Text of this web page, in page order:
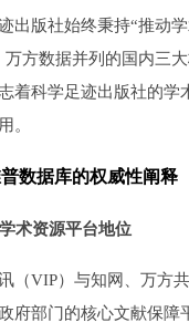
出版社始终秉持“推动
万方数据并列的国内三
着科学足迹出版社的学
。
数据库的权威性阐释
术资源平台地位
（VIP）与知网、万方
府部门的核心文献保障